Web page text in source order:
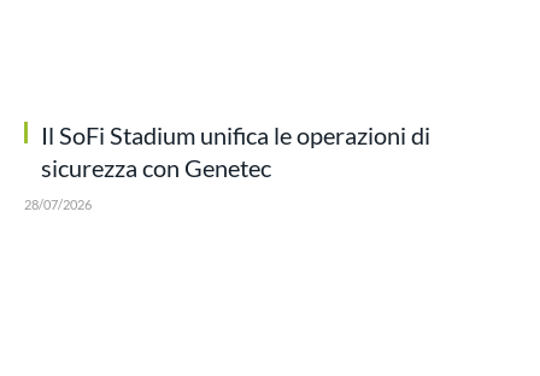
Il SoFi Stadium unifica le operazioni di
sicurezza con Genetec
28/07/2026